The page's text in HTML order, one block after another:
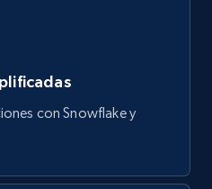
Mouser part num, Mfr
Image, Image high,
con Snowflake y